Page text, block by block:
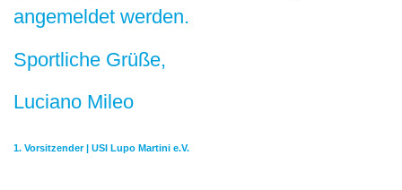
angemeldet werden.
Sportliche Grüße,
Luciano Mileo
1. Vorsitzender | USI Lupo Martini e.V.